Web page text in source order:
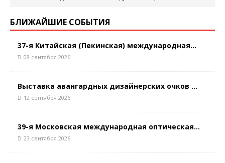
БЛИЖАЙШИЕ СОБЫТИЯ
37-я Китайская (Пекинская) международная...
08 сентября 2026
Выставка авангардных дизайнерских очков ...
12 сентября 2026
39-я Московская международная оптическая...
23 сентября 2026